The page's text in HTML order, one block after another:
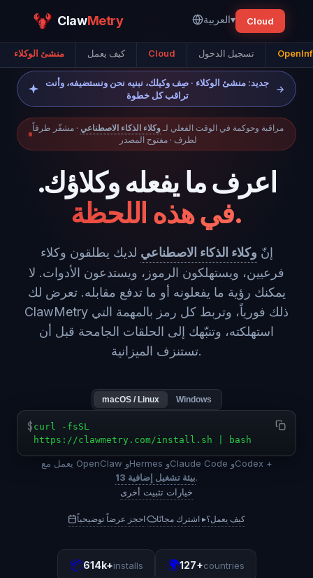
ClawMetry العربية▾ Cloud
منشئ الوكلاء كيف يعمل Cloud تسجيل الدخول
جديد: منشئ الوكلاء · صِف وكيلك، نبنيه نحن ونستضيفه، وأنت
تراقب كل خطوة
→
مراقبة وحوكمة في الوقت الفعلي لـ وكلاء الذكاء الاصطناعي · مشفّر طرفاً
لطرف · مفتوح المصدر
اعرف ما يفعله وكلاؤك.
في هذه اللحظة.
إنّ وكلاء الذكاء الاصطناعي لديك يطلقون وكلاء
فرعيين، ويستهلكون الرموز، ويستدعون الأدوات. لا
يمكنك رؤية ما يفعلونه أو ما تدفع مقابله. تعرض لك
ClawMetry ذلك فورياً، وتربط كل رمز بالمهمة التي
استهلكته، وتنبّهك إلى الحلقات الجامحة قبل أن
تستنزف الميزانية.
macOS / Linux Windows
$ curl -fsSL
https://clawmetry.com/install.sh | bash
يعمل مع OpenClaw وHermes وClaude Code وCodex +
13 بيئة تشغيل إضافية.
خيارات تثبيت أخرى
احجز عرضاً توضيحياً· اشترك مجانًا·▸كيف يعمل؟
📦614k+installs 🌍127+countries